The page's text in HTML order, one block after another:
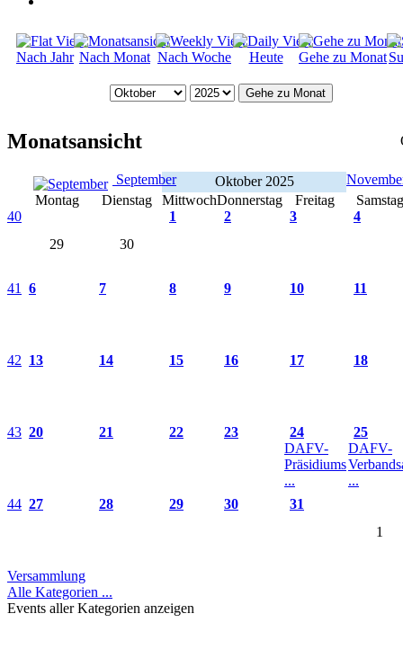
Nach Jahr Nach Monat Nach Woche Heute Gehe zu Monat
Gehe zu Monat
Monatsansicht
September Oktober 2025
Montag
Dienstag MittwochDonnerstag Freitag
Samstag
40
29
30
1 2 3 4
41 6 7 8 9 10 11
42 13 14 15 16 17 18
43 20 21 22 23
24
DAFV-
Präsidiums
...
25
DAFV-
...
44 27 28 29 30
31
1
Versammlung
Alle Kategorien ...
Events aller Kategorien anzeigen